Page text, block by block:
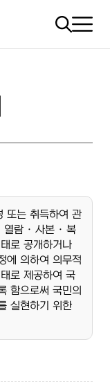
또는 취득하여 관
열람 · 사본 · 복
로 공개하거나
에 의하여 의무적
로 제공하여 국
함으로써 국민의
실현하기 위한